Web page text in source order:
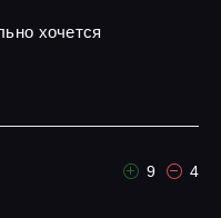
хочется
9 4